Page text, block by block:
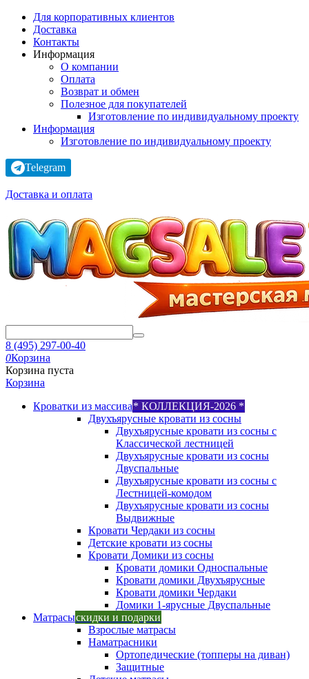
Для корпоративных клиентов
Доставка
Контакты
Информация
О компании
Оплата
Возврат и обмен
Полезное для покупателей
Изготовление по индивидуальному проекту
Информация
Изготовление по индивидуальному проекту
Telegram
Доставка и оплата
8 (495) 297-00-40
0Корзина
Корзина пуста
Корзина
Кроватки из массива* КОЛЛЕКЦИЯ-2026 *
Двухъярусные кровати из сосны
Двухъярусные кровати из сосны с
Классической лестницей
Двухъярусные кровати из сосны
Двуспальные
Двухъярусные кровати из сосны с
Лестницей-комодом
Двухъярусные кровати из сосны
Выдвижные
Кровати Чердаки из сосны
Детские кровати из сосны
Кровати Домики из сосны
Кровати домики Односпальные
Кровати домики Двухъярусные
Кровати домики Чердаки
Домики 1-ярусные Двуспальные
Матрасыскидки и подарки
Взрослые матрасы
Наматрасники
Ортопедические (топперы на диван)
Защитные